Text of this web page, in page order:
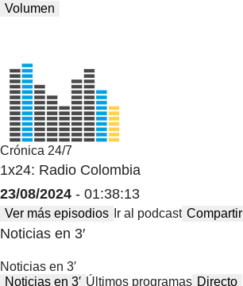
Volumen
Crónica 24/7
1x24: Radio Colombia
23/08/2024 - 01:38:13
Ver más episodios Ir al podcast Compartir
Noticias en 3′
Noticias en 3′
Noticias en 3′ Últimos programas Directo